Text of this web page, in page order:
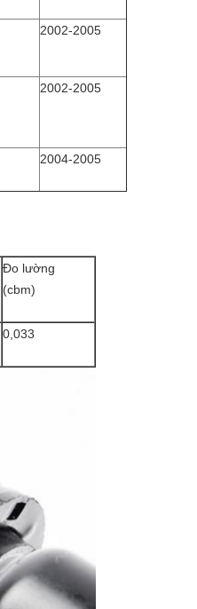
2002-2005
2002-2005
2004-2005
Đo lường
(cbm)
0,033